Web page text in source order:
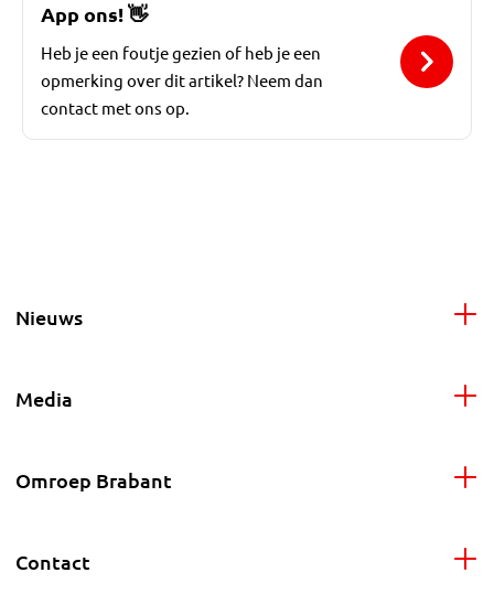
App ons!👋
Heb je een foutje gezien of heb je een
opmerking over dit artikel? Neem dan
contact met ons op.
Nieuws
Media
Omroep Brabant
Contact